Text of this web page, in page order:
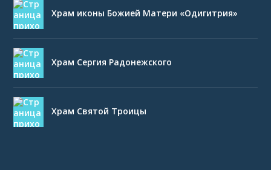
Храм иконы Божией Матери «Одигитрия»
Храм Сергия Радонежского
Храм Святой Троицы